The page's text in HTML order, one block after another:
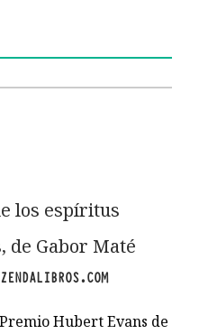
los espíritus
de Gabor Maté
ZENDALIBROS.COM
Hubert Evans de